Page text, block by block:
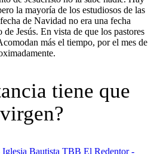
la mayoría de los estudiosos de las
de Navidad no era una fecha
Jesús. En vista de que los pastores
más el tiempo, por el mes de
tiene que